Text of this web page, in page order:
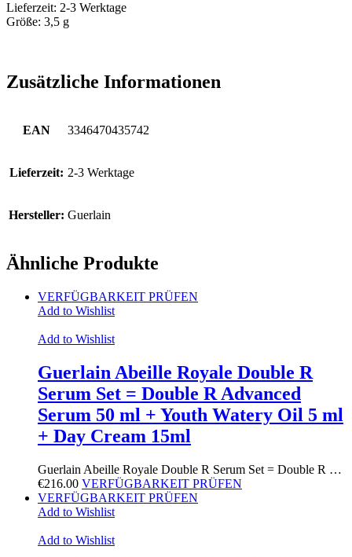
Lieferzeit: 2-3 Werktage
Größe: 3,5 g
Zusätzliche Informationen
EAN 3346470435742
Lieferzeit: 2-3 Werktage
Hersteller: Guerlain
Ähnliche Produkte
VERFÜGBARKEIT PRÜFEN
Add to Wishlist
Add to Wishlist
Guerlain Abeille Royale Double R
Serum Set = Double R Advanced
Serum 50 ml + Youth Watery Oil 5 ml
+ Day Cream 15ml
Guerlain Abeille Royale Double R Serum Set = Double R …
€216.00 VERFÜGBARKEIT PRÜFEN
VERFÜGBARKEIT PRÜFEN
Add to Wishlist
Add to Wishlist